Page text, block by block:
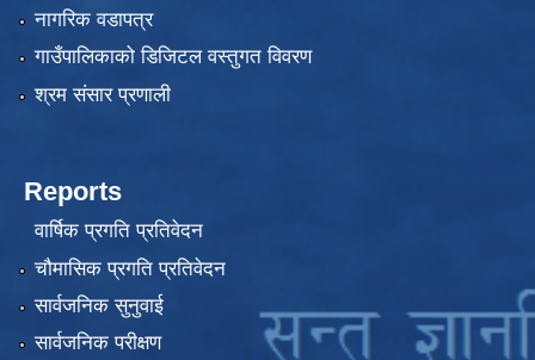
नागरिक वडापत्र
गाउँपालिकाको डिजिटल वस्तुगत विवरण
श्रम संसार प्रणाली
Reports
वार्षिक प्रगति प्रतिवेदन
चौमासिक प्रगति प्रतिवेदन
सार्वजनिक सुनुवाई
सार्वजनिक परीक्षण